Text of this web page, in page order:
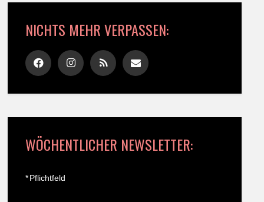
NICHTS MEHR VERPASSEN:
WÖCHENTLICHER NEWSLETTER:
*Pflichtfeld